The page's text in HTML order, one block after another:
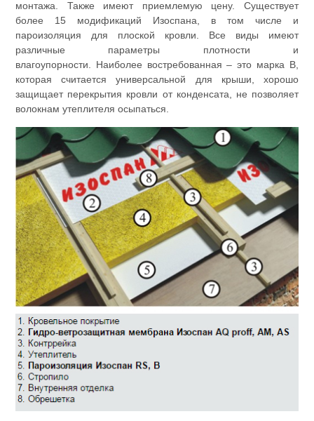
монтажа. Также имеют приемлемую цену. Существует
более 15 модификаций Изоспана, в том числе и
пароизоляция для плоской кровли. Все виды имеют
различные параметры плотности и
влагоупорности. Наиболее востребованная – это марка В,
которая считается универсальной для крыши, хорошо
защищает перекрытия кровли от конденсата, не позволяет
волокнам утеплителя осыпаться.